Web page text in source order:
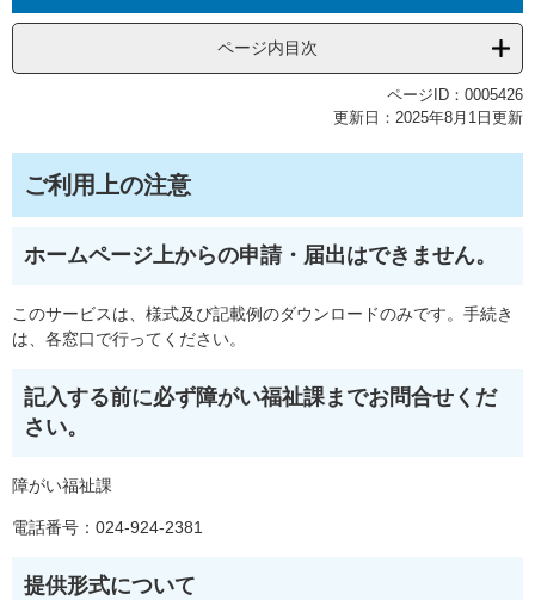
ページ内目次
ページID：0005426
更新日：2025年8月1日更新
ご利用上の注意
ホームページ上からの申請・届出はできません。
このサービスは、様式及び記載例のダウンロードのみです。手続き
は、各窓口で行ってください。
記入する前に必ず障がい福祉課までお問合せくだ
さい。
障がい福祉課
電話番号：024-924-2381
提供形式について